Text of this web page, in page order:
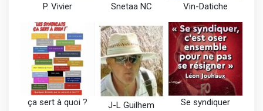
P. Vivier Snetaa NC Vin-Datiche
ça sert à quoi ? J-L Guilhem Se syndiquer